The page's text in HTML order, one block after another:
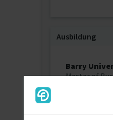
Ausbildung
Barry
Master of